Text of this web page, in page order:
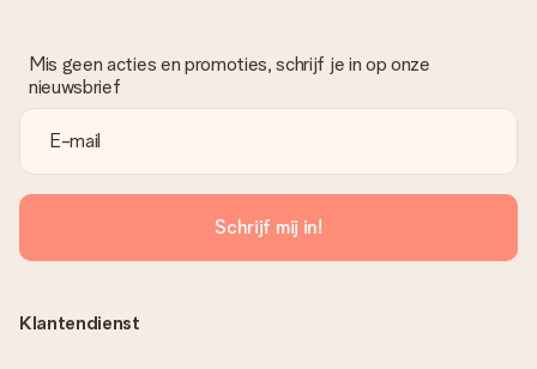
Mis geen acties en promoties, schrijf je in op onze
nieuwsbrief
Schrijf mij in!
Klantendienst